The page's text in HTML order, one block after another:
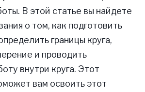
В этой статье вы найдете
о том, как подготовить
границы круга,
и проводить
внутри круга. Этот
вам освоить этот